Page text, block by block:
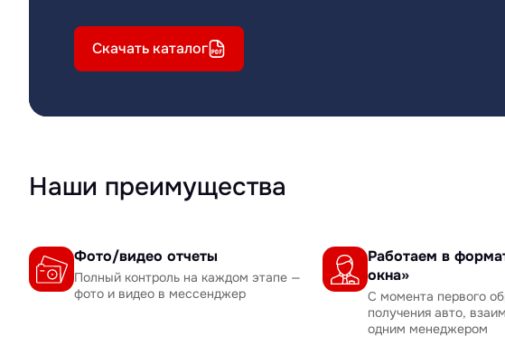
Скачать каталог
Наши преимущества
Фото/видео отчеты
Полный контроль на каждом этапе —
фото и видео в мессенджер
Работаем в
окна»
С момента первого
получения авто,
одним менеджером